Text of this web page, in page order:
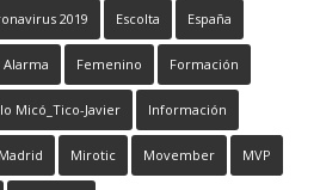
2019 Escolta España
Alarma Femenino Formación
Micó_Tico-Javier Información
Madrid Mirotic Movember MVP